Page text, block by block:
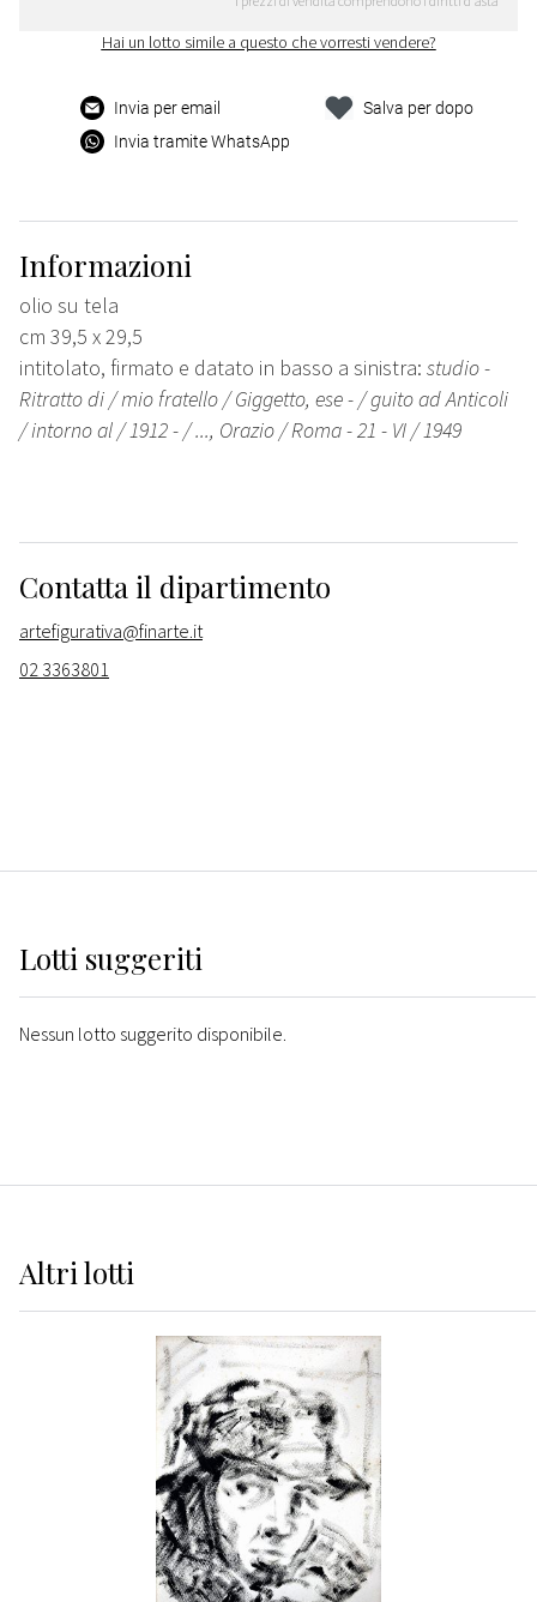
Hai un lotto simile a questo che vorresti vendere?
Invia per email
Invia tramite WhatsApp
Salva per dopo
Informazioni
olio su tela
cm 39,5 x 29,5
intitolato, firmato e datato in basso a sinistra: studio -
Ritratto di / mio fratello / Giggetto, ese - / guito ad Anticoli
/ intorno al / 1912 - / ..., Orazio / Roma - 21 - VI / 1949
Contatta il dipartimento
artefigurativa@finarte.it
02 3363801
Lotti suggeriti
Nessun lotto suggerito disponibile.
Altrilotti